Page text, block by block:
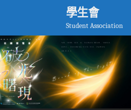
學生會
Student Association